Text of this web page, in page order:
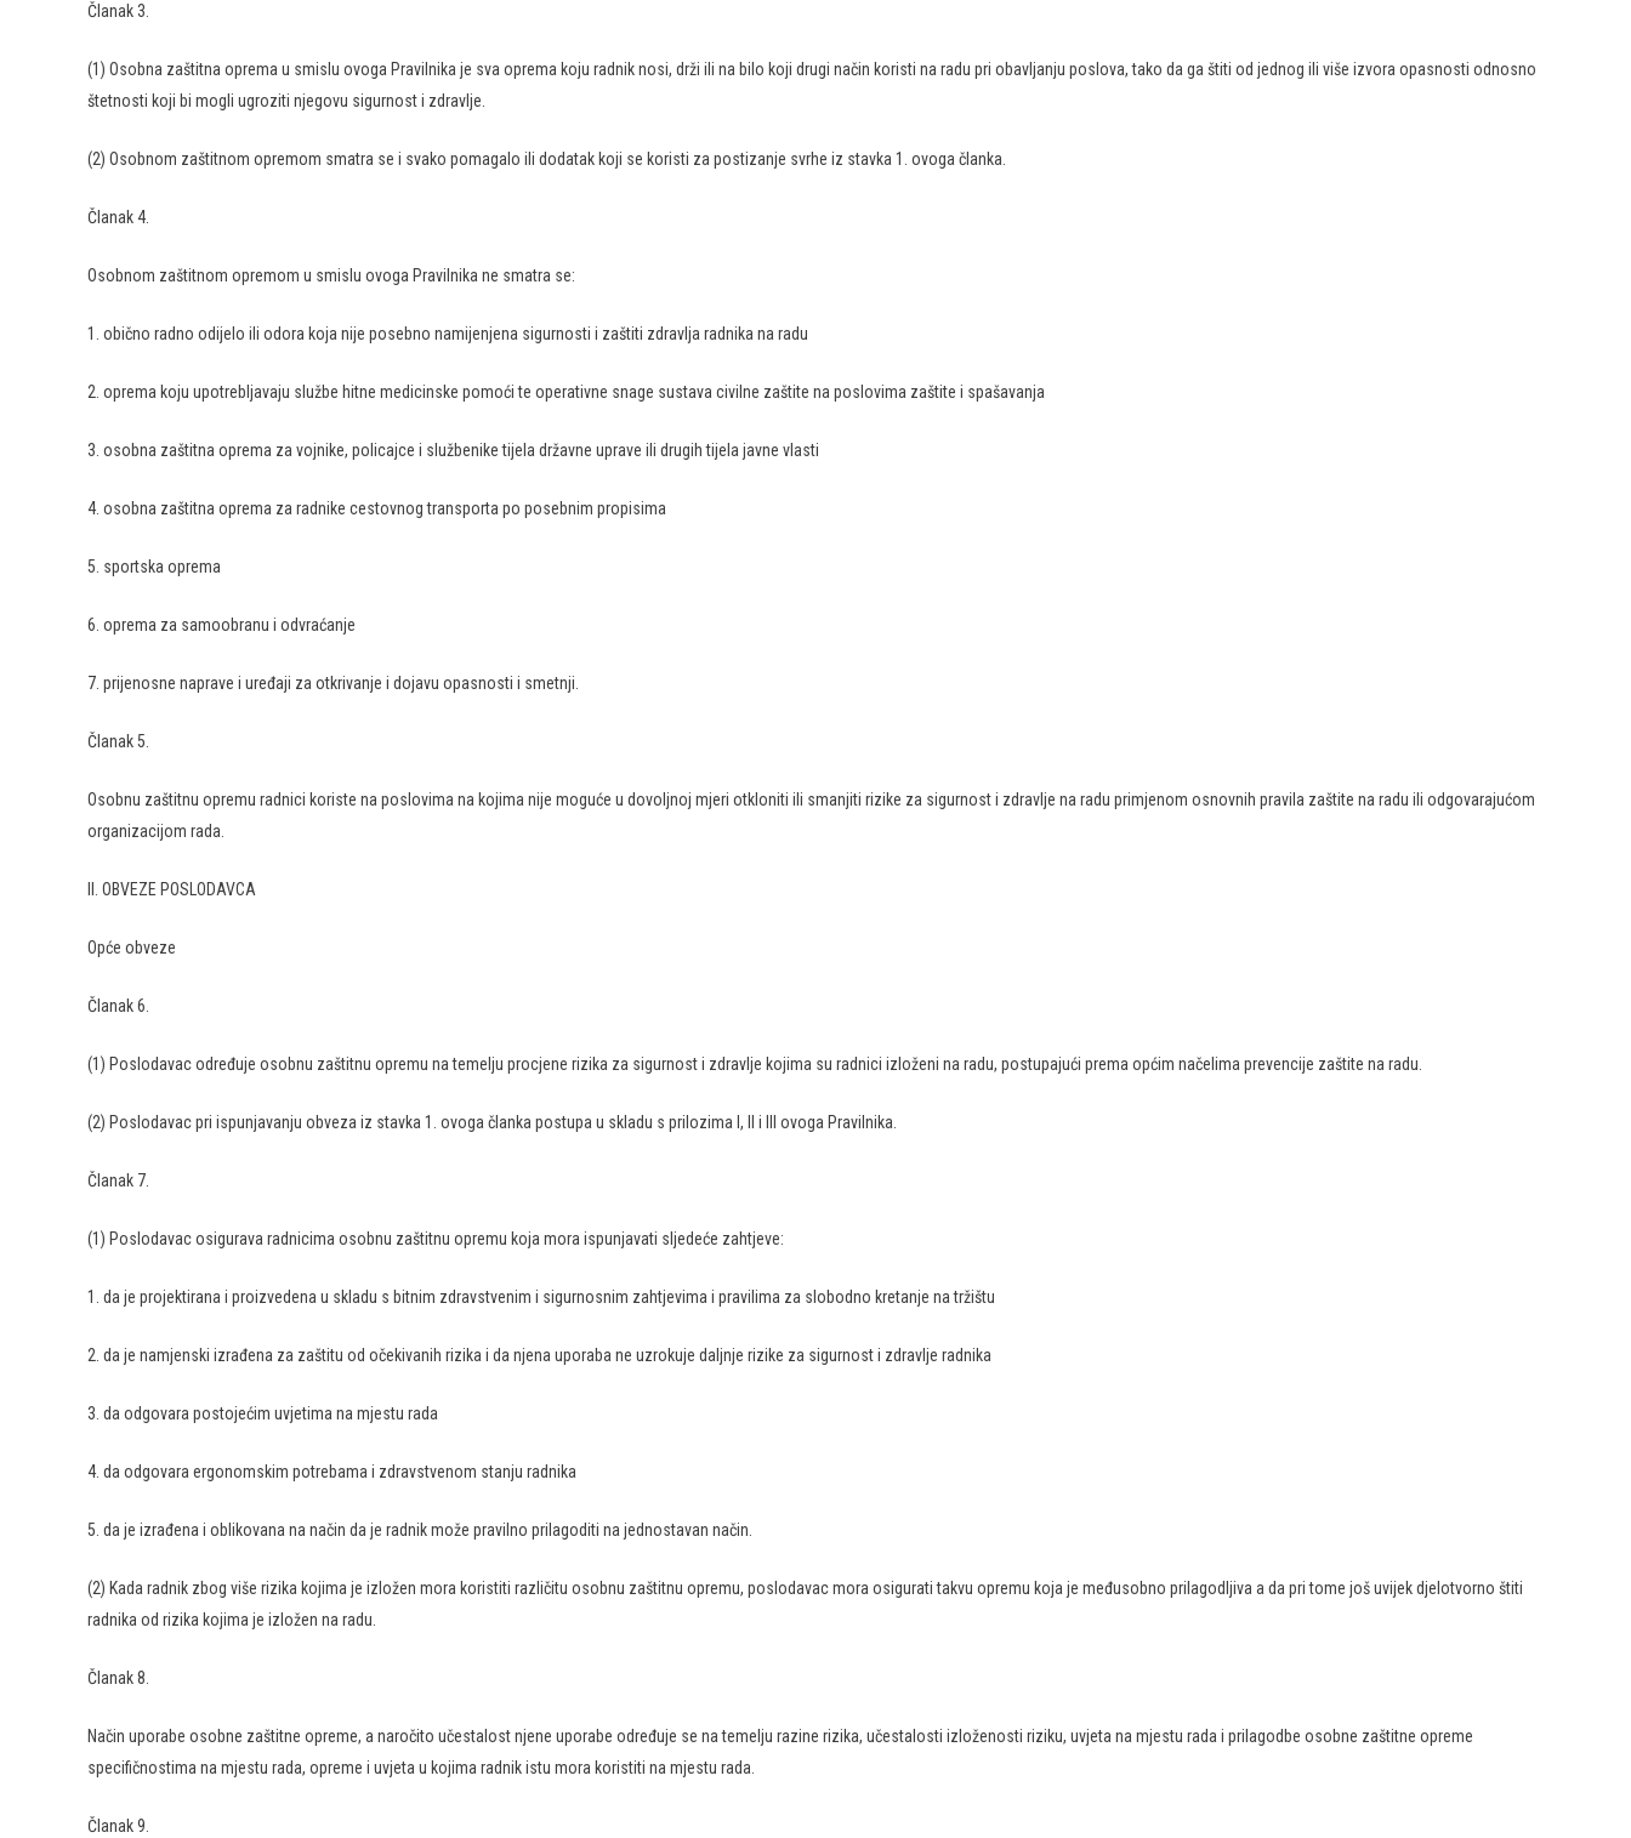
Članak 3.
(1) Osobna zaštitna oprema u smislu ovoga Pravilnika je sva oprema koju radnik nosi, drži ili na bilo koji drugi način koristi na radu pri obavljanju poslova, tako da ga štiti od jednog ili više izvora opasnosti odnosno
štetnosti koji bi mogli ugroziti njegovu sigurnost i zdravlje.
(2) Osobnom zaštitnom opremom smatra se i svako pomagalo ili dodatak koji se koristi za postizanje svrhe iz stavka 1. ovoga članka.
Članak 4.
Osobnom zaštitnom opremom u smislu ovoga Pravilnika ne smatra se:
1. obično radno odijelo ili odora koja nije posebno namijenjena sigurnosti i zaštiti zdravlja radnika na radu
2. oprema koju upotrebljavaju službe hitne medicinske pomoći te operativne snage sustava civilne zaštite na poslovima zaštite i spašavanja
3. osobna zaštitna oprema za vojnike, policajce i službenike tijela državne uprave ili drugih tijela javne vlasti
4. osobna zaštitna oprema za radnike cestovnog transporta po posebnim propisima
5. sportska oprema
6. oprema za samoobranu i odvraćanje
7. prijenosne naprave i uređaji za otkrivanje i dojavu opasnosti i smetnji.
Članak 5.
Osobnu zaštitnu opremu radnici koriste na poslovima na kojima nije moguće u dovoljnoj mjeri otkloniti ili smanjiti rizike za sigurnost i zdravlje na radu primjenom osnovnih pravila zaštite na radu ili odgovarajućom
organizacijom rada.
II. OBVEZE POSLODAVCA
Opće obveze
Članak 6.
(1) Poslodavac određuje osobnu zaštitnu opremu na temelju procjene rizika za sigurnost i zdravlje kojima su radnici izloženi na radu, postupajući prema općim načelima prevencije zaštite na radu.
(2) Poslodavac pri ispunjavanju obveza iz stavka 1. ovoga članka postupa u skladu s prilozima I, II i III ovoga Pravilnika.
Članak 7.
(1) Poslodavac osigurava radnicima osobnu zaštitnu opremu koja mora ispunjavati sljedeće zahtjeve:
1. da je projektirana i proizvedena u skladu s bitnim zdravstvenim i sigurnosnim zahtjevima i pravilima za slobodno kretanje na tržištu
2. da je namjenski izrađena za zaštitu od očekivanih rizika i da njena uporaba ne uzrokuje daljnje rizike za sigurnost i zdravlje radnika
3. da odgovara postojećim uvjetima na mjestu rada
4. da odgovara ergonomskim potrebama i zdravstvenom stanju radnika
5. da je izrađena i oblikovana na način da je radnik može pravilno prilagoditi na jednostavan način.
(2) Kada radnik zbog više rizika kojima je izložen mora koristiti različitu osobnu zaštitnu opremu, poslodavac mora osigurati takvu opremu koja je međusobno prilagodljiva a da pri tome još uvijek djelotvorno štiti
radnika od rizika kojima je izložen na radu.
Članak 8.
Način uporabe osobne zaštitne opreme, a naročito učestalost njene uporabe određuje se na temelju razine rizika, učestalosti izloženosti riziku, uvjeta na mjestu rada i prilagodbe osobne zaštitne opreme
specifičnostima na mjestu rada, opreme i uvjeta u kojima radnik istu mora koristiti na mjestu rada.
Članak 9.